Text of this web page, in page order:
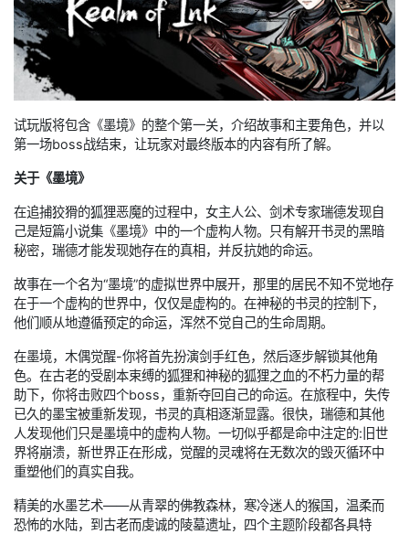
试玩版将包含《墨境》的整个第一关，介绍故事和主要角色，并以
第一场boss战结束，让玩家对最终版本的内容有所了解。
关于《墨境》
在追捕狡猾的狐狸恶魔的过程中，女主人公、剑术专家瑞德发现自
己是短篇小说集《墨境》中的一个虚构人物。只有解开书灵的黑暗
秘密，瑞德才能发现她存在的真相，并反抗她的命运。
故事在一个名为“墨境”的虚拟世界中展开，那里的居民不知不觉地存
在于一个虚构的世界中，仅仅是虚构的。在神秘的书灵的控制下，
他们顺从地遵循预定的命运，浑然不觉自己的生命周期。
在墨境，木偶觉醒-你将首先扮演剑手红色，然后逐步解锁其他角
色。在古老的受剧本束缚的狐狸和神秘的狐狸之血的不朽力量的帮
助下，你将击败四个boss，重新夺回自己的命运。在旅程中，失传
已久的墨宝被重新发现，书灵的真相逐渐显露。很快，瑞德和其他
人发现他们只是墨境中的虚构人物。一切似乎都是命中注定的:旧世
界将崩溃，新世界正在形成，觉醒的灵魂将在无数次的毁灭循环中
重塑他们的真实自我。
精美的水墨艺术——从青翠的佛教森林，寒冷迷人的猴国，温柔而
恐怖的水陆，到古老而虔诚的陵墓遗址，四个主题阶段都各具特